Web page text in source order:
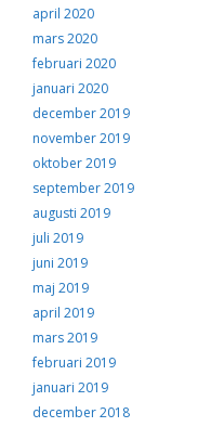
april 2020
mars 2020
februari 2020
januari 2020
december 2019
november 2019
oktober 2019
september 2019
augusti 2019
juli 2019
juni 2019
maj 2019
april 2019
mars 2019
februari 2019
januari 2019
december 2018